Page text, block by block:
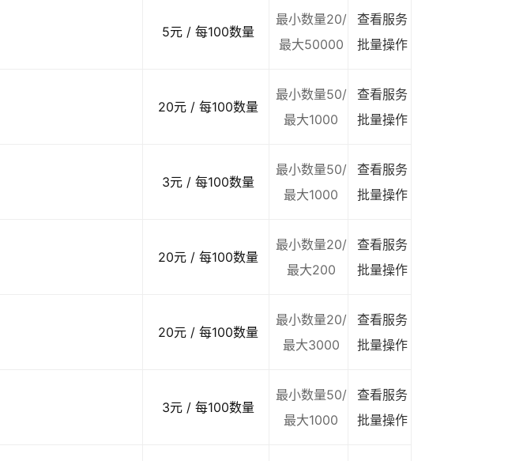
5元 / 每100数量
最小数量20/
最大50000
查看服务
批量操作
20元 / 每100数量
最小数量50/
最大1000
查看服务
批量操作
3元 / 每100数量
最小数量50/
最大1000
查看服务
批量操作
20元 / 每100数量
最小数量20/
最大200
查看服务
批量操作
20元 / 每100数量
最小数量20/
最大3000
查看服务
批量操作
3元 / 每100数量
最小数量50/
最大1000
查看服务
批量操作